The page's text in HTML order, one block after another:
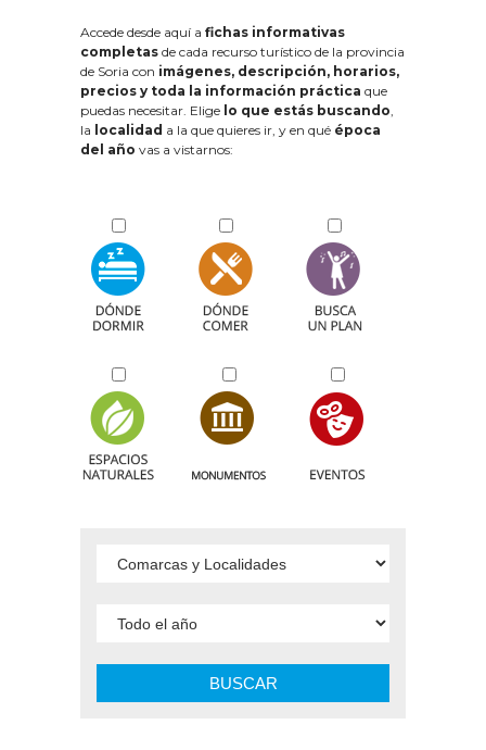
Accede desde aquí a fichas informativas
completas de cada recurso turístico de la provincia
de Soria con imágenes, descripción, horarios,
precios y toda la información práctica que
puedas necesitar. Elige lo que estás buscando,
la localidad a la que quieres ir, y en qué época
del año vas a vistarnos:
BUSCAR